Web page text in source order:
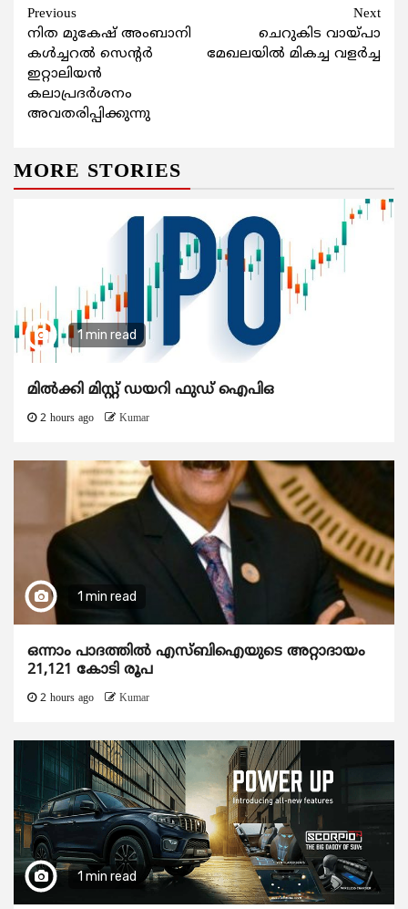
Continue
Reading
Previous
നിത മുകേഷ് അംബാനി
കൾച്ചറൽ സെന്റർ
ഇറ്റാലിയൻ
കലാപ്രദർശനം
അവതരിപ്പിക്കുന്നു
Next
ചെറുകിട വായ്പാ
മേഖലയില്‍ മികച്ച വളര്‍ച്ച
MORE STORIES
1 min read
മിൽക്കി മിസ്റ്റ് ഡയറി ഫുഡ് ഐപിഒ
2 hours ago Kumar
1 min read
ഒന്നാം പാദത്തിൽ എസ്ബിഐയുടെ അറ്റാദായം
21,121 കോടി രൂപ
2 hours ago Kumar
1 min read